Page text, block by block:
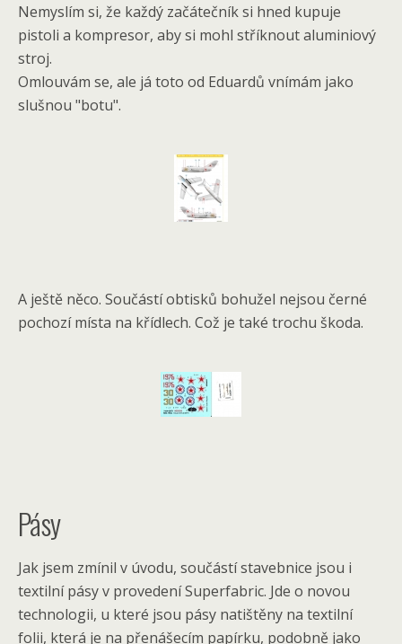
Nemyslím si, že každý začátečník si hned kupuje
pistoli a kompresor, aby si mohl stříknout aluminiový
stroj.
Omlouvám se, ale já toto od Eduardů vnímám jako
slušnou "botu".
A ještě něco. Součástí obtisků bohužel nejsou černé
pochozí místa na křídlech. Což je také trochu škoda.
Pásy
Jak jsem zmínil v úvodu, součástí stavebnice jsou i
textilní pásy v provedení Superfabric. Jde o novou
technologii, u které jsou pásy natištěny na textilní
folii, která je na přenášecím papírku, podobně jako